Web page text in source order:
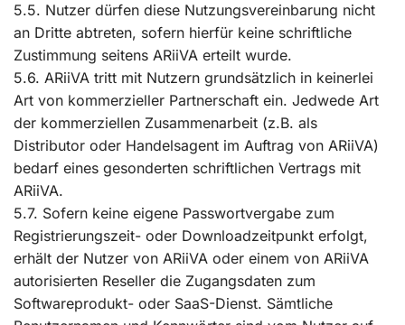
5.5. Nutzer dürfen diese Nutzungsvereinbarung nicht
an Dritte abtreten, sofern hierfür keine schriftliche
Zustimmung seitens ARiiVA erteilt wurde.
5.6. ARiiVA tritt mit Nutzern grundsätzlich in keinerlei
Art von kommerzieller Partnerschaft ein. Jedwede Art
der kommerziellen Zusammenarbeit (z.B. als
Distributor oder Handelsagent im Auftrag von ARiiVA)
bedarf eines gesonderten schriftlichen Vertrags mit
ARiiVA.
5.7. Sofern keine eigene Passwortvergabe zum
Registrierungszeit- oder Downloadzeitpunkt erfolgt,
erhält der Nutzer von ARiiVA oder einem von ARiiVA
autorisierten Reseller die Zugangsdaten zum
Softwareprodukt- oder SaaS-Dienst. Sämtliche